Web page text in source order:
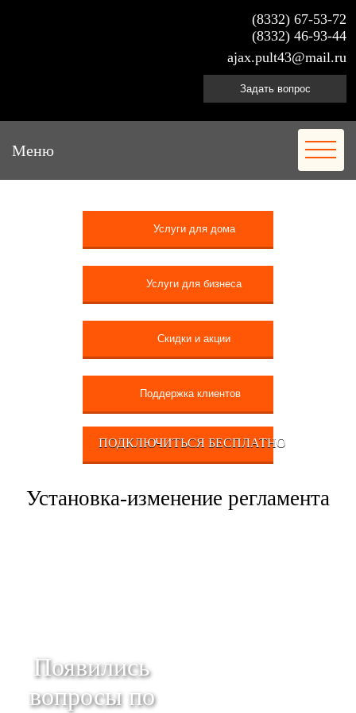
ПОДКЛЮЧИТЬСЯ БЕСПЛАТНО
(8332) 67-53-72
(8332) 46-93-44
ajax.pult43@mail.ru
Задать вопрос
Меню
Услуги для дома
Услуги для бизнеса
Скидки и акции
Поддержка клиентов
Установка-изменение регламента
Появились
вопросы по